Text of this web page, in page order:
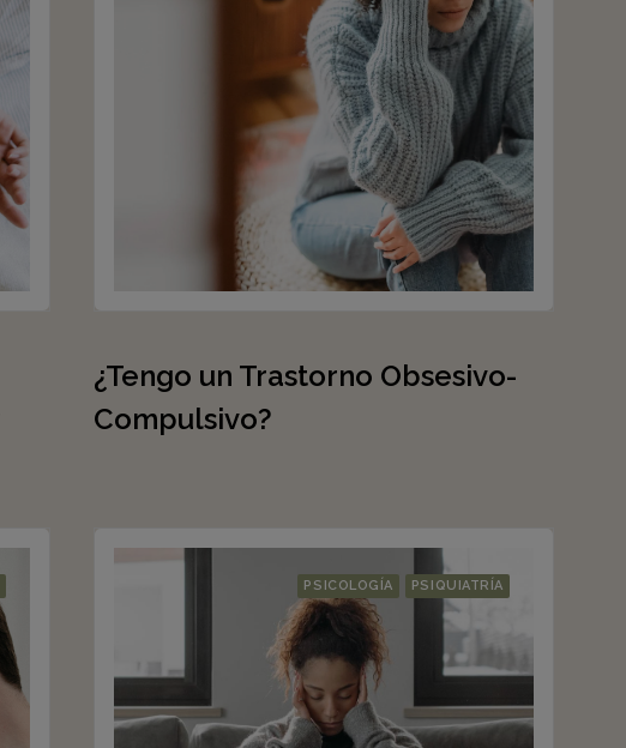
¿Tengo un Trastorno Obsesivo-
Compulsivo?
PSICOLOGÍA PSIQUIATRÍA